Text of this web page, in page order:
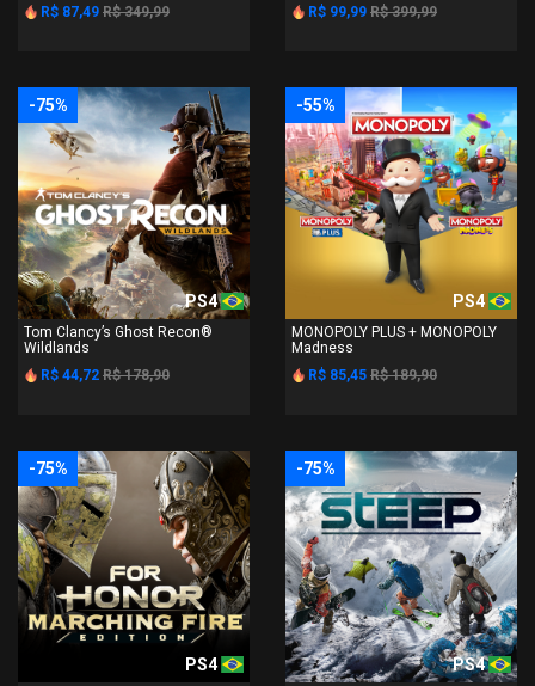
R$ 87,49 R$ 349,99
R$ 99,99 R$ 399,99
-75%
PS4
Tom Clancy’s Ghost Recon®
Wildlands
R$ 44,72 R$ 178,90
-55%
PS4
MONOPOLY PLUS + MONOPOLY
Madness
R$ 85,45 R$ 189,90
-75%
PS4
-75%
PS4